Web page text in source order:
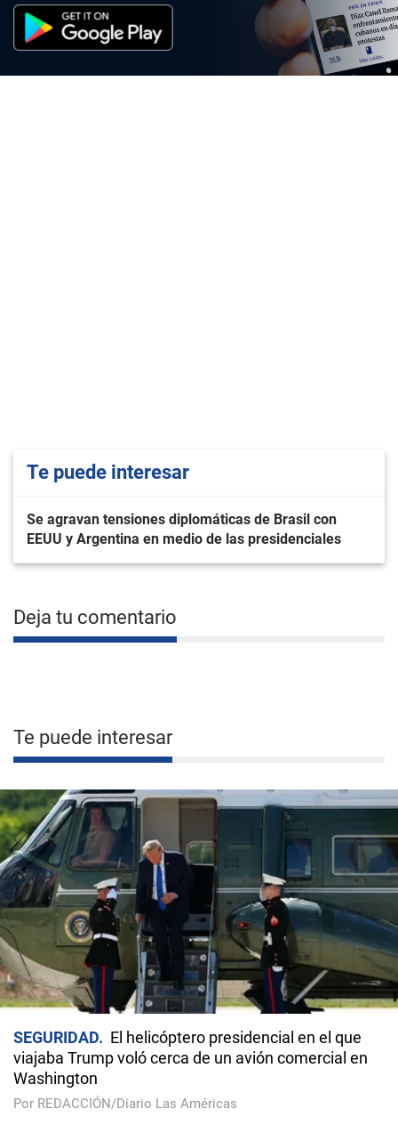
Te puede interesar
Se agravan tensiones diplomáticas de Brasil con
EEUU y Argentina en medio de las presidenciales
Deja tu comentario
Te puede interesar
SEGURIDAD
El helicóptero presidencial en el que
viajaba Trump voló cerca de un avión comercial en
Washington
Por REDACCIÓN/Diario Las Américas